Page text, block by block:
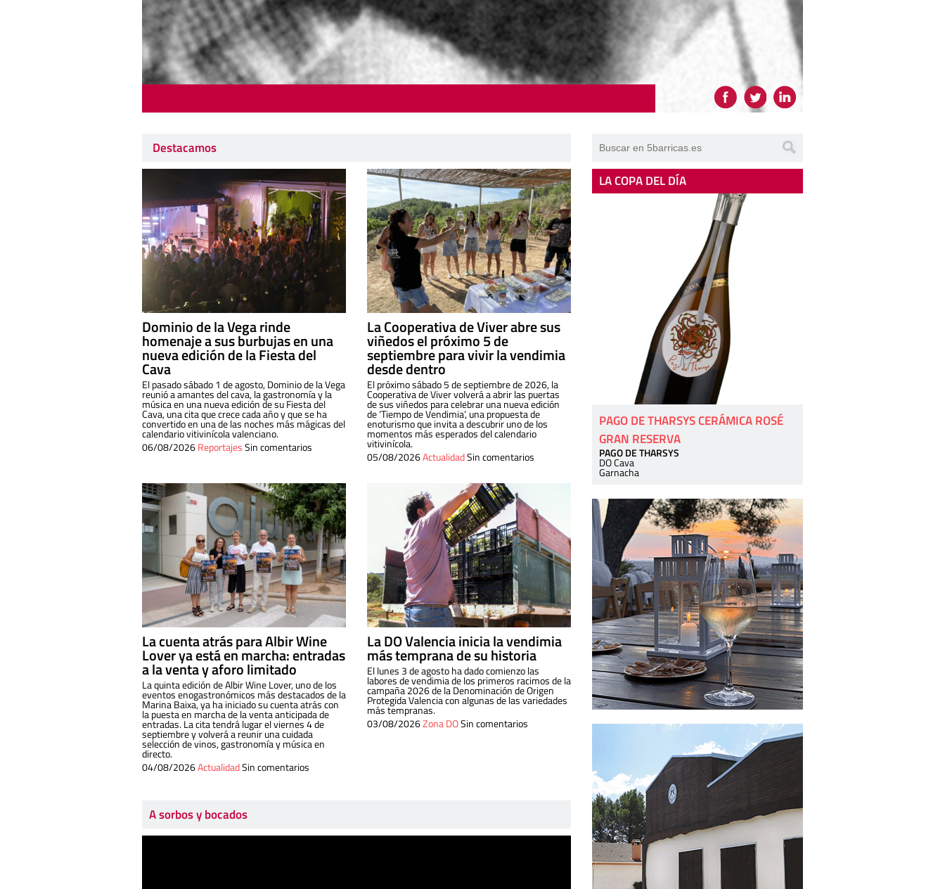
Destacamos
Dominio de la Vega rinde
homenaje a sus burbujas en una
nueva edición de la Fiesta del
Cava
El pasado sábado 1 de agosto, Dominio de la Vega
reunió a amantes del cava, la gastronomía y la
música en una nueva edición de su Fiesta del
Cava, una cita que crece cada año y que se ha
convertido en una de las noches más mágicas del
calendario vitivinícola valenciano.
06/08/2026ReportajesSin comentarios
La Cooperativa de Viver abre sus
viñedos el próximo 5 de
septiembre para vivir la vendimia
desde dentro
El próximo sábado 5 de septiembre de 2026, la
Cooperativa de Viver volverá a abrir las puertas
de sus viñedos para celebrar una nueva edición
de ‘Tiempo de Vendimia’, una propuesta de
enoturismo que invita a descubrir uno de los
momentos más esperados del calendario
vitivinícola.
05/08/2026ActualidadSin comentarios
La cuenta atrás para Albir Wine
Lover ya está en marcha: entradas
a la venta y aforo limitado
La quinta edición de Albir Wine Lover, uno de los
eventos enogastronómicos más destacados de la
Marina Baixa, ya ha iniciado su cuenta atrás con
la puesta en marcha de la venta anticipada de
entradas. La cita tendrá lugar el viernes 4 de
septiembre y volverá a reunir una cuidada
selección de vinos, gastronomía y música en
directo.
04/08/2026ActualidadSin comentarios
La DO Valencia inicia la vendimia
más temprana de su historia
El lunes 3 de agosto ha dado comienzo las
labores de vendimia de los primeros racimos de la
campaña 2026 de la Denominación de Origen
Protegida Valencia con algunas de las variedades
más tempranas.
03/08/2026Zona DOSin comentarios
A sorbos y bocados
LA COPA DEL DÍA
PAGO DE THARSYS CERÁMICA ROSÉ
GRAN RESERVA
PAGO DE THARSYS
DO Cava
Garnacha